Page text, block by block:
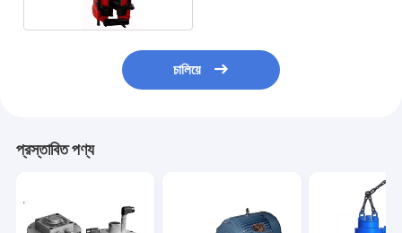
চালিয়ে
প্রস্তাবিত পণ্য